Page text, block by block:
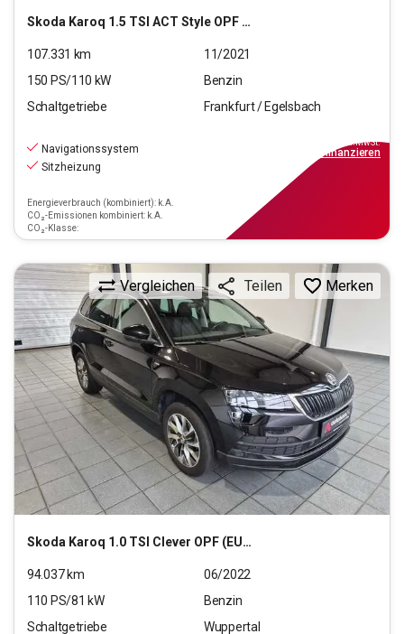
Skoda Karoq 1.5 TSI ACT Style OPF (EURO 6d)
107.331 km
11/2021
150 PS/110 kW
Benzin
Schaltgetriebe
Frankfurt / Egelsbach
Navigationssystem
Sitzheizung
Energieverbrauch (kombiniert): k.A.
CO₂-Emissionen kombiniert: k.A.
CO₂-Klasse:
inkl.MwSt.
finanzieren
Skoda Karoq 1.0 TSI Clever OPF (EURO 6d)
Vergleichen Teilen Merken
94.037km
06/2022
110 PS/81 kW
Benzin
Schaltgetriebe
Wuppertal